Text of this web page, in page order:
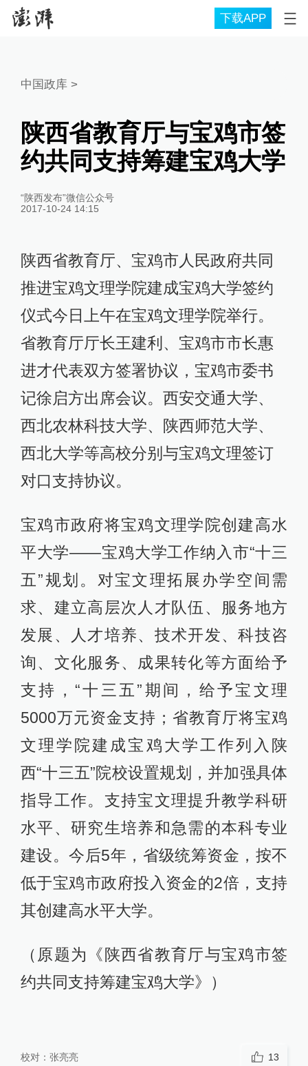
下载APP
中国政库 >
陕西省教育厅与宝鸡市签
约共同支持筹建宝鸡大学
“陕西发布”微信公众号
2017-10-24 14:15
陕西省教育厅、宝鸡市人民政府共同
推进宝鸡文理学院建成宝鸡大学签约
仪式今日上午在宝鸡文理学院举行。
省教育厅厅长王建利、宝鸡市市长惠
进才代表双方签署协议，宝鸡市委书
记徐启方出席会议。西安交通大学、
西北农林科技大学、陕西师范大学、
西北大学等高校分别与宝鸡文理签订
对口支持协议。
宝鸡市政府将宝鸡文理学院创建高水
平大学——宝鸡大学工作纳入市“十三
五”规划。对宝文理拓展办学空间需
求、建立高层次人才队伍、服务地方
发展、人才培养、技术开发、科技咨
询、文化服务、成果转化等方面给予
支持，“十三五”期间，给予宝文理
5000万元资金支持；省教育厅将宝鸡
文理学院建成宝鸡大学工作列入陕
西“十三五”院校设置规划，并加强具体
指导工作。支持宝文理提升教学科研
水平、研究生培养和急需的本科专业
建设。今后5年，省级统筹资金，按不
低于宝鸡市政府投入资金的2倍，支持
其创建高水平大学。
（原题为《陕西省教育厅与宝鸡市签
约共同支持筹建宝鸡大学》）
校对： 张亮亮 13